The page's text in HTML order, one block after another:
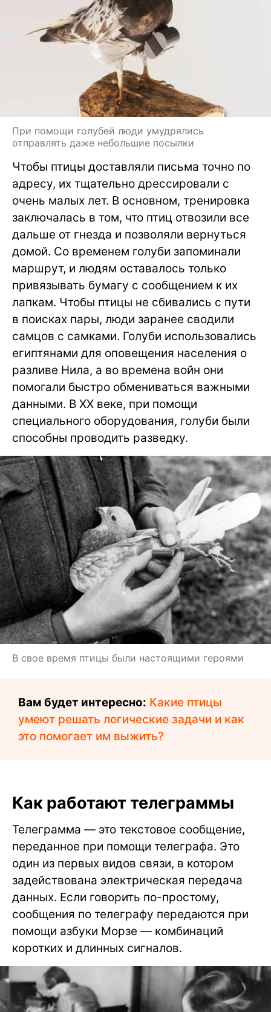
При помощи голубей люди умудрялись
отправлять даже небольшие посылки
Чтобы птицы доставляли письма точно по
адресу, их тщательно дрессировали с
очень малых лет. В основном, тренировка
заключалась в том, что птиц отвозили все
дальше от гнезда и позволяли вернуться
домой. Со временем голуби запоминали
маршрут, и людям оставалось только
привязывать бумагу с сообщением к их
лапкам. Чтобы птицы не сбивались с пути
в поисках пары, люди заранее сводили
самцов с самками. Голуби использовались
египтянами для оповещения населения о
разливе Нила, а во времена войн они
помогали быстро обмениваться важными
данными. В XX веке, при помощи
специального оборудования, голуби были
способны проводить разведку.
В свое время птицы были настоящими героями
Вам будет интересно: Какие птицы
умеют решать логические задачи и как
это помогает им выжить?
Как работают телеграммы
Телеграмма — это текстовое сообщение,
переданное при помощи телеграфа. Это
один из первых видов связи, в котором
задействована электрическая передача
данных. Если говорить по-простому,
сообщения по телеграфу передаются при
помощи азбуки Морзе — комбинаций
коротких и длинных сигналов.